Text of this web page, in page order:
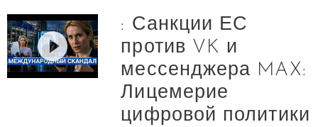
: Санкции ЕС
против VK и
мессенджера MAX:
Лицемерие
цифровой политики